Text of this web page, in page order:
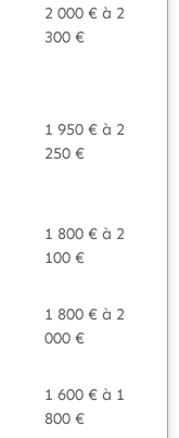
2 000 € à 2
300 €
1 950 € à 2
250 €
1 800 € à 2
100 €
1 800 € à 2
000 €
1 600 € à 1
800 €